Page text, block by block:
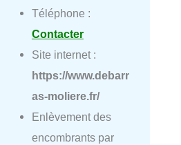
Téléphone :
Contacter
Site internet :
https://www.debarr
as-moliere.fr/
Enlèvement des
encombrants par